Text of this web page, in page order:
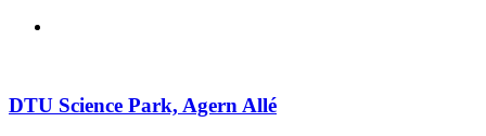
DTU Science Park, Agern Allé